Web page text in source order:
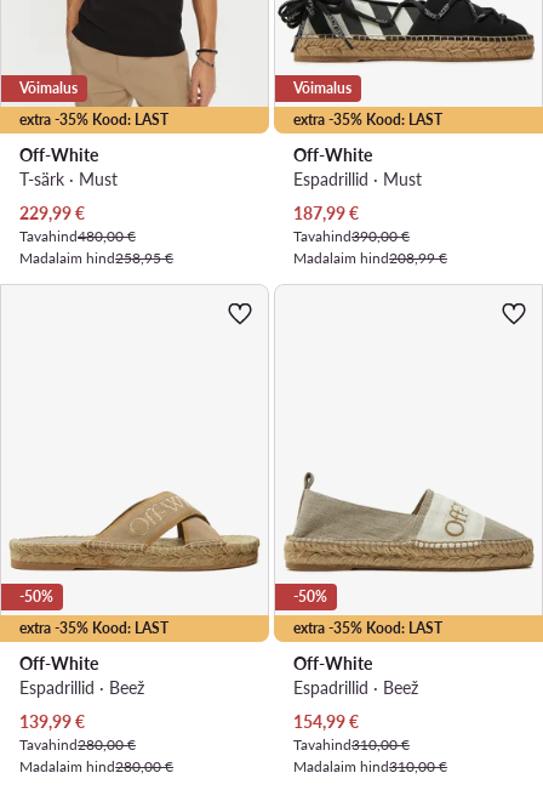
extra -35% Kood: LAST
Võimalus
Off-White
T-särk · Must
Praegune hind
229,99€
Tavahind480,00 €
Madalaim hind258,95 €
extra -35% Kood: LAST
Võimalus
Off-White
Espadrillid · Must
Praegune hind
187,99€
Tavahind390,00 €
Madalaim hind208,99 €
extra -35% Kood: LAST
-50%
Off-White
Espadrillid · Beež
Praegune hind
139,99€
Tavahind280,00 €
Madalaim hind280,00 €
extra -35% Kood: LAST
-50%
Off-White
Espadrillid · Beež
Praegune hind
154,99€
Tavahind310,00 €
Madalaim hind310,00 €